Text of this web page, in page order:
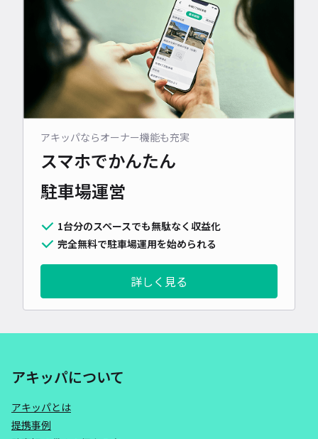
アキッパならオーナー機能も充実
スマホでかんたん
駐車場運営
1台分のスペースでも無駄なく収益化
完全無料で駐車場運用を始められる
詳しく見る
アキッパについて
アキッパとは
提携事例